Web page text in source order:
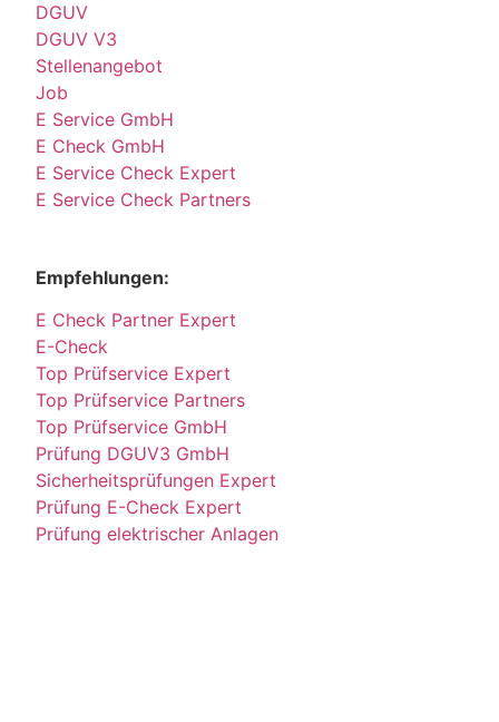
DGUV
DGUV V3
Stellenangebot
Job
E Service GmbH
E Check GmbH
E Service Check Expert
E Service Check Partners
Empfehlungen:
E Check Partner Expert
E-Check
Top Prüfservice Expert
Top Prüfservice Partners
Top Prüfservice GmbH
Prüfung DGUV3 GmbH
Sicherheitsprüfungen Expert
Prüfung E-Check Expert
Prüfung elektrischer Anlagen